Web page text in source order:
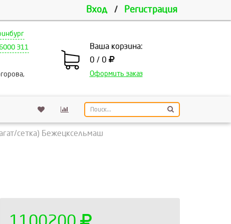
Вход / Регистрация
311
Ваша корзина:
0 / 0
Оформить заказ
сетка) Бежецксельмаш